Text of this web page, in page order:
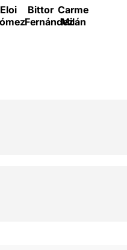
Eloi
Bittor
Fernández
Carme
Milán